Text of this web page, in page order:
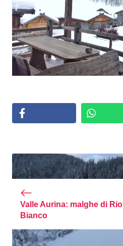
Valle Aurina: malghe di Rio
Bianco